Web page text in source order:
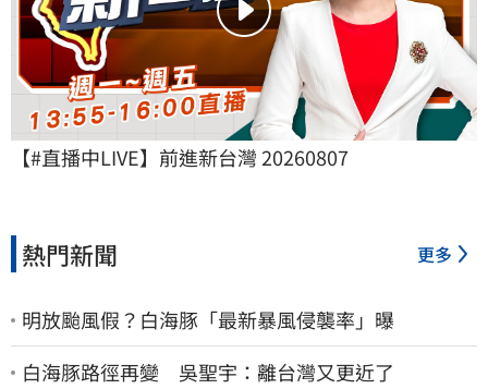
【#直播中LIVE】前進新台灣 20260807
熱門新聞 更多
明放颱風假？白海豚「最新暴風侵襲率」曝
白海豚路徑再變 吳聖宇：離台灣又更近了